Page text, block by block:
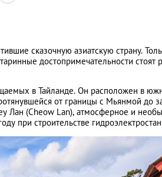
сказочную азиатскую страну.
достопримечательности
в Тайланде. Он расположен в
от границы с Мьянмой до
Лан (Cheow Lan), атмосферное и
при строительстве